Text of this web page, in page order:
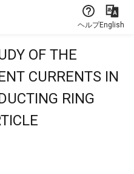
ヘルプEnglish
OF THE
CURRENTS IN
RING